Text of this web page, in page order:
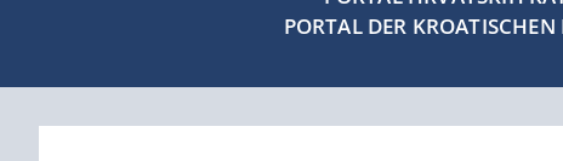
PORTAL DER